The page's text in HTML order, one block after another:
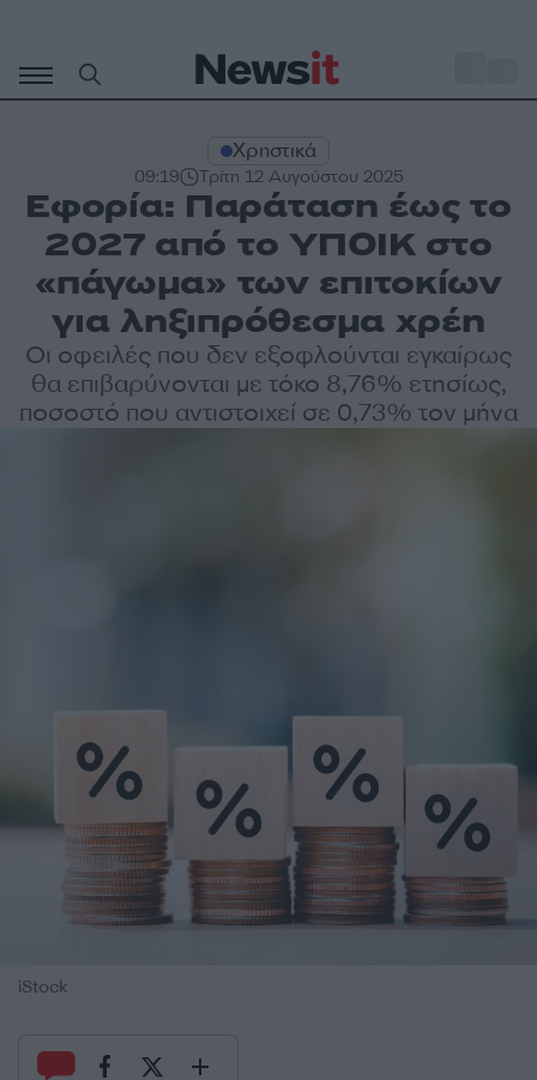
περιεχόμενο
Χρηστικά
09:19 Τρίτη 12 Αυγούστου 2025
Εφορία: Παράταση έως το
2027 από το ΥΠΟΙΚ στο
«πάγωμα» των επιτοκίων
για ληξιπρόθεσμα χρέη
Οι οφειλές που δεν εξοφλούνται εγκαίρως
θα επιβαρύνονται με τόκο 8,76% ετησίως,
ποσοστό που αντιστοιχεί σε 0,73% τον μήνα
iStock